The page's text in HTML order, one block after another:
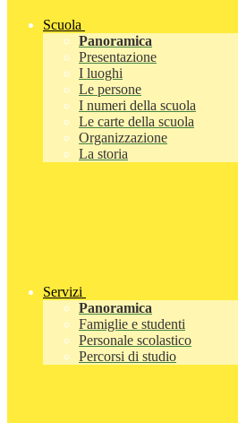
Scuola
Panoramica
Presentazione
I luoghi
Le persone
I numeri della scuola
Le carte della scuola
Organizzazione
La storia
Servizi
Panoramica
Famiglie e studenti
Personale scolastico
Percorsi di studio